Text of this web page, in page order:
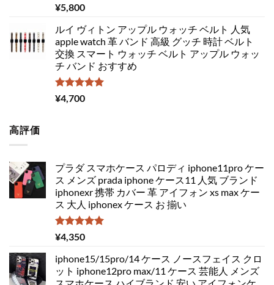
5段階中
5.00
¥5,800
ルイ ヴィトン アップル ウォッチ ベルト 人気
apple watch 革 バンド 高級 グッチ 時計 ベルト
交換 スマート ウォッチ ベルト アップル ウォッ
チ バンド おすすめ
5段階中
5.00
¥4,700
高評価
プラダ スマホケース パロディ iphone11pro ケー
ス メンズ prada iphone ケース11 人気 ブランド
iphonexr 携帯 カバー 革 アイフォン xs max ケー
ス 大人 iphonex ケース お 揃い
5段階中
5.00
¥4,350
iphone15/15pro/14 ケース ノースフェイス クロ
ット iphone12pro max/11 ケース 芸能人 メンズ